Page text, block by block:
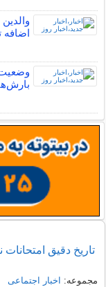
اضافه
بارش‌های
تاریخ دقیق
مجموعه: اخبار اجتماعی